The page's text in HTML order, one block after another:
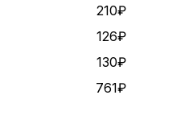
210₽
126₽
130₽
761₽